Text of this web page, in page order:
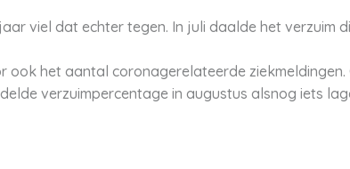
viel dat echter tegen. In juli daalde het verzuim
het aantal coronagerelateerde ziekmeldingen.
verzuimpercentage in augustus alsnog iets